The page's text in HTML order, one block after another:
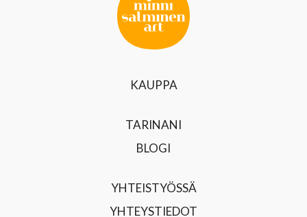
KAUPPA
TARINANI
BLOGI
YHTEISTYÖSSÄ
YHTEYSTIEDOT